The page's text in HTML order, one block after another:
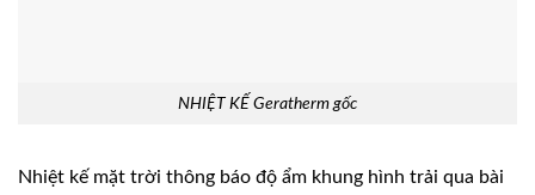
NHIỆT KẾ Geratherm gốc
Nhiệt kế mặt trời thông báo độ ẩm khung hình trải qua bài